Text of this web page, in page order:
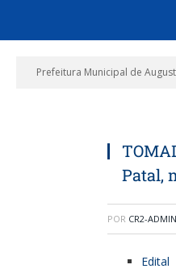
Prefeitura Municipal de
Patal,
POR CR2-
Edital